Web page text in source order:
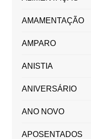
AMAMENTAÇÃO
AMPARO
ANISTIA
ANIVERSÁRIO
ANO NOVO
APOSENTADOS